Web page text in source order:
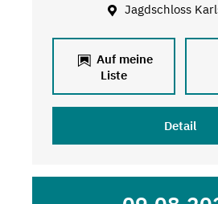
Jagdschloss
Auf meine
Liste
Detail